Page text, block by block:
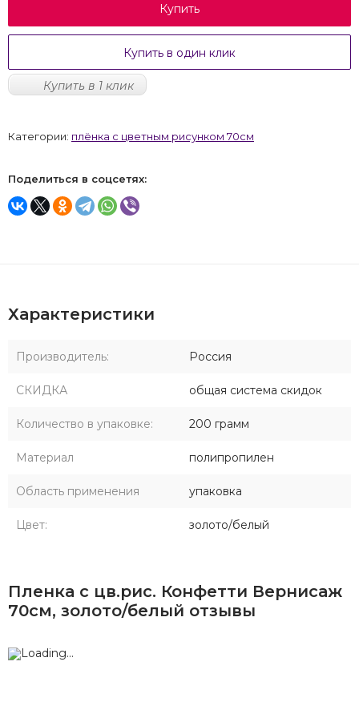
Купить
Купить в один клик
Купить в 1 клик
Категории: плёнка с цветным рисунком 70см
Поделиться в соцсетях:
Характеристики
Производитель: Россия
СКИДКА общая система скидок
Количество в упаковке: 200 грамм
Материал полипропилен
Область применения упаковка
Цвет: золото/белый
Пленка с цв.рис. Конфетти Вернисаж
70см, золото/белый отзывы